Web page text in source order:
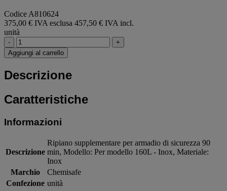
Codice A810624
375,00 € IVA esclusa 457,50 € IVA incl.
unità
-
+
Aggiungi al carrello
Descrizione
Caratteristiche
Informazioni
Descrizione
Ripiano supplementare per armadio di sicurezza 90
min, Modello: Per modello 160L - Inox, Materiale:
Inox
Marchio
Chemisafe
Confezione unità